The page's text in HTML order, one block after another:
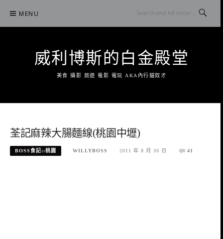
content
MENU
威利博斯的白金殿堂
美食 攝影 旅遊 電影 電玩 AKA內行貓奴才
荃記麻辣大腸麵線(桃園中壢)
BOSS食記::桃園 WILLYBOSS 2011 年 8 月 30 日 41